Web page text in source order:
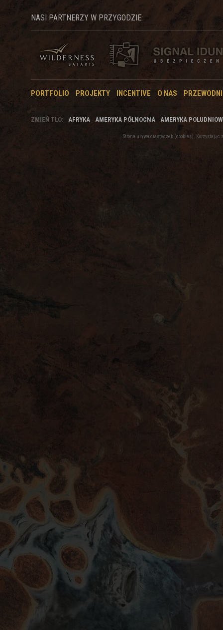
NASI PARTNERZY W PRZYGODZIE:
PORTFOLIO PROJEKTY INCENTIVE O NAS
ZMIEŃ TŁO: AFRYKA AMERYKA PÓŁNOCNA AMERYKA
Strona używa ciasteczek (cookies).